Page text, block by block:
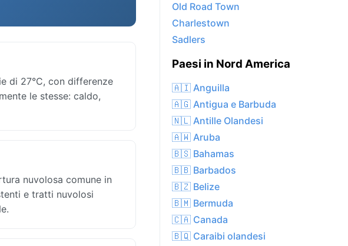
di 27°C, con differenze
le stesse: caldo,
nuvolosa comune in
e tratti nuvolosi
Old Road Town
Charlestown
Sadlers
Paesi in Nord America
🇦🇮 Anguilla
🇦🇬 Antigua e Barbuda
🇳🇱 Antille Olandesi
🇦🇼 Aruba
🇧🇸 Bahamas
🇧🇧 Barbados
🇧🇿 Belize
🇧🇲 Bermuda
🇨🇦 Canada
🇧🇶 Caraibi olandesi